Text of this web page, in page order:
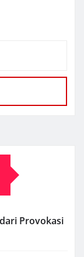
Provokasi